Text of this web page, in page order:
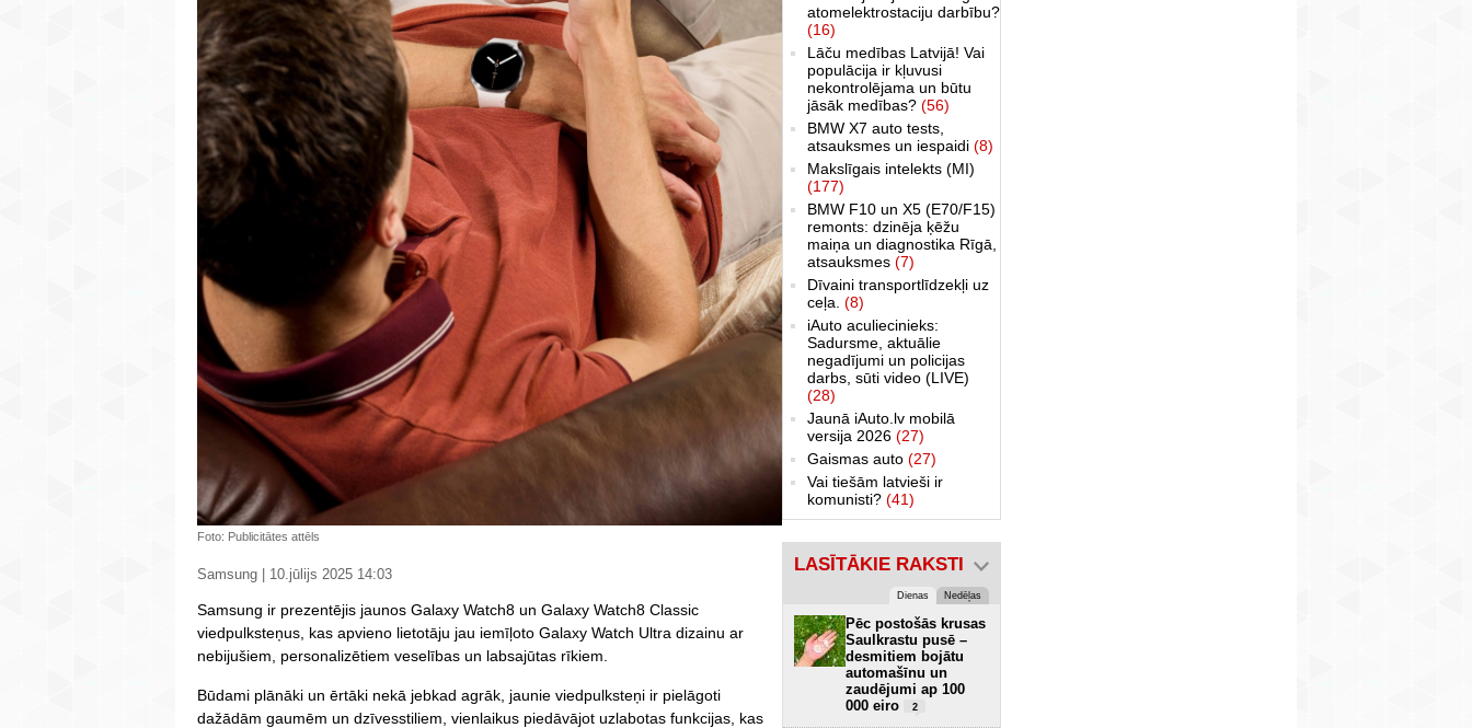
Foto: Publicitātes attēls
Samsung | 10.jūlijs 2025 14:03
Samsung ir prezentējis jaunos Galaxy Watch8 un Galaxy Watch8 Classic
viedpulksteņus, kas apvieno lietotāju jau iemīļoto Galaxy Watch Ultra dizainu ar
nebijušiem, personalizētiem veselības un labsajūtas rīkiem.
Būdami plānāki un ērtāki nekā jebkad agrāk, jaunie viedpulksteņi ir pielāgoti
dažādām gaumēm un dzīvesstiliem, vienlaikus piedāvājot uzlabotas funkcijas, kas
atomelektrostaciju darbību?
(16)
Lāču medības Latvijā! Vai
populācija ir kļuvusi
nekontrolējama un būtu
jāsāk medības? (56)
BMW X7 auto tests,
atsauksmes un iespaidi (8)
Makslīgais intelekts (MI)
(177)
BMW F10 un X5 (E70/F15)
remonts: dzinēja ķēžu
maiņa un diagnostika Rīgā,
atsauksmes (7)
Dīvaini transportlīdzekļi uz
ceļa. (8)
iAuto aculiecinieks:
Sadursme, aktuālie
negadījumi un policijas
darbs, sūti video (LIVE)
(28)
Jaunā iAuto.lv mobilā
versija 2026 (27)
Gaismas auto (27)
Vai tiešām latvieši ir
komunisti? (41)
LASĪTĀKIE RAKSTI
Dienas Nedēļas
Pēc postošās krusas
Saulkrastu pusē –
desmitiem bojātu
automašīnu un
zaudējumi ap 100
000 eiro
2